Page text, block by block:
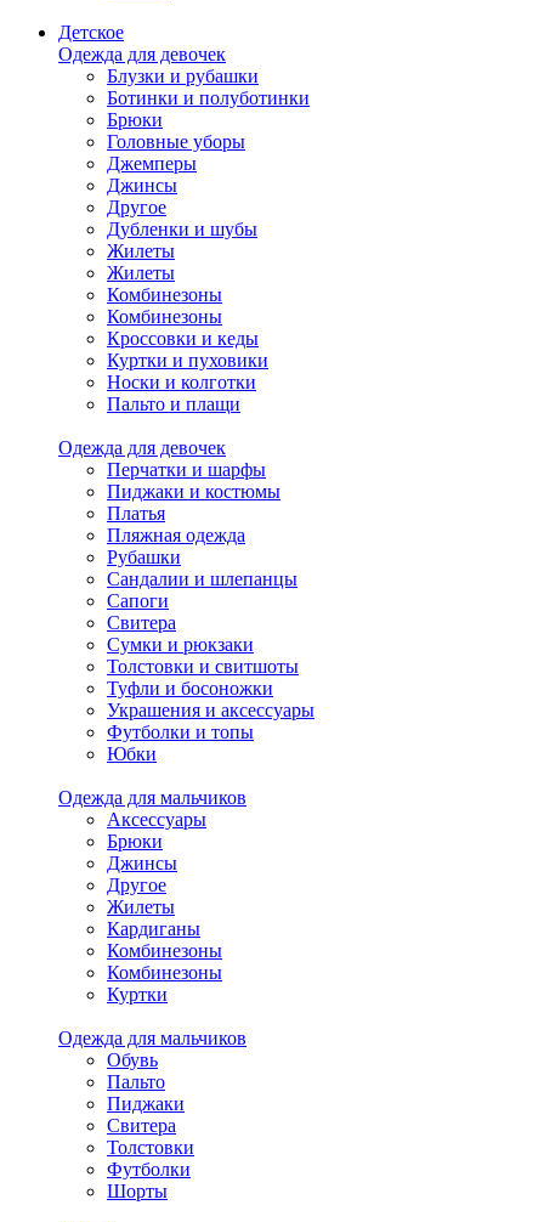
Детское
Одежда для девочек
Блузки и рубашки
Ботинки и полуботинки
Брюки
Головные уборы
Джемперы
Джинсы
Другое
Дубленки и шубы
Жилеты
Жилеты
Комбинезоны
Комбинезоны
Кроссовки и кеды
Куртки и пуховики
Носки и колготки
Пальто и плащи
Одежда для девочек
Перчатки и шарфы
Пиджаки и костюмы
Платья
Пляжная одежда
Рубашки
Сандалии и шлепанцы
Сапоги
Свитера
Сумки и рюкзаки
Толстовки и свитшоты
Туфли и босоножки
Украшения и аксессуары
Футболки и топы
Юбки
Одежда для мальчиков
Аксессуары
Брюки
Джинсы
Другое
Жилеты
Кардиганы
Комбинезоны
Комбинезоны
Куртки
Одежда для мальчиков
Обувь
Пальто
Пиджаки
Свитера
Толстовки
Футболки
Шорты